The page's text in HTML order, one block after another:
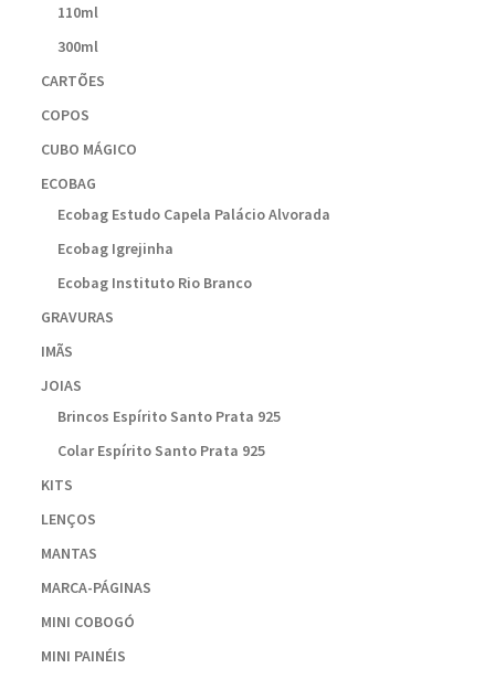
110ml
300ml
CARTÕES
COPOS
CUBO MÁGICO
ECOBAG
Ecobag Estudo Capela Palácio Alvorada
Ecobag Igrejinha
Ecobag Instituto Rio Branco
GRAVURAS
IMÃS
JOIAS
Brincos Espírito Santo Prata 925
Colar Espírito Santo Prata 925
KITS
LENÇOS
MANTAS
MARCA-PÁGINAS
MINI COBOGÓ
MINI PAINÉIS